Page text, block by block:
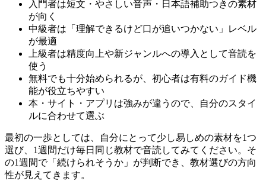
入門者は短文・やさしい音声・日本語補助つきの素材
が向く
中級者は「理解できるけど口が追いつかない」レベル
が最適
上級者は精度向上や新ジャンルへの導入として音読を
使う
無料でも十分始められるが、初心者は有料のガイド機
能が役立ちやすい
本・サイト・アプリは強みが違うので、自分のスタイ
ルに合わせて選ぶ
最初の一歩としては、自分にとって少し易しめの素材を1つ
選び、1週間だけ毎日同じ教材で音読してみてください。そ
の1週間で「続けられそうか」が判断でき、教材選びの方向
性が見えてきます。